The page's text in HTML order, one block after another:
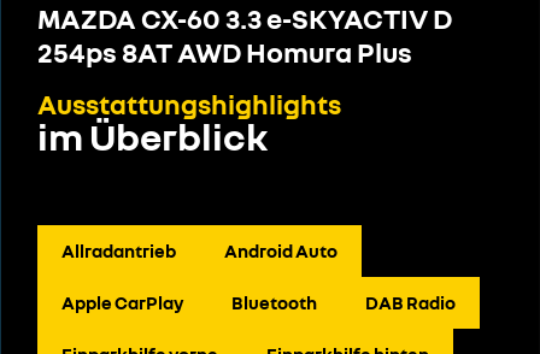
MAZDA CX-60 3.3 e-SKYACTIV D
254ps 8AT AWD Homura Plus
Ausstattungshighlights
im Überblick
Allradantrieb Android Auto
Apple CarPlay Bluetooth DAB Radio